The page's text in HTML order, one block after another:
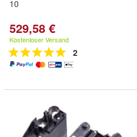
10
529,58 €
Kostenloser Versand
2